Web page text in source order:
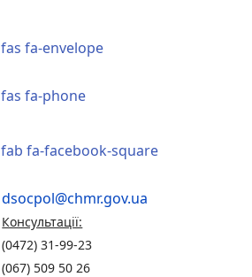
fas fa-envelope
fas fa-phone
fab fa-facebook-square
dsocpol@chmr.gov.ua
Консультації:
(0472) 31-99-23
(067) 509 50 26